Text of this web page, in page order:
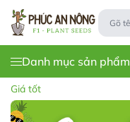
Danh mục sản phẩm
Giá tốt